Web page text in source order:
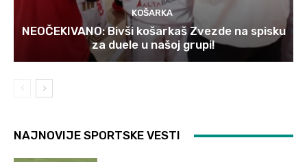
KOŠARKA
NEOČEKIVANO: Bivši košarkaš Zvezde na spisku
za duele u našoj grupi!
NAJNOVIJE SPORTSKE VESTI